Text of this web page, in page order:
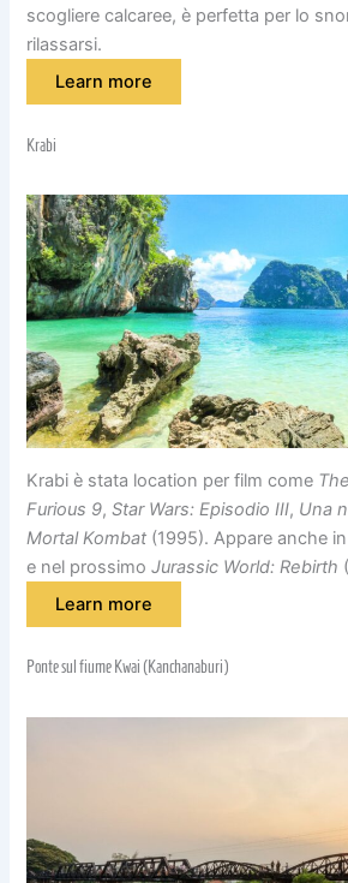
scogliere calcaree, è perfetta per lo
rilassarsi.
Learn more
Krabi
Krabi è stata location per film come
Furious 9,Star Wars: Episodio III, Una
Mortal Kombat (1995). Appare anche in
e nel prossimoJurassic World: Rebirth
Learn more
Ponte sul fiume Kwai (Kanchanaburi)